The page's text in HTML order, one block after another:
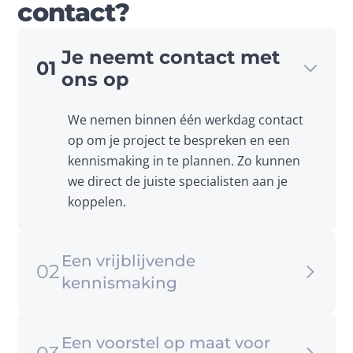
contact?
01 Je neemt contact met
ons op
We nemen binnen één werkdag contact
op om je project te bespreken en een
kennismaking in te plannen. Zo kunnen
we direct de juiste specialisten aan je
koppelen.
02 Een vrijblijvende
kennismaking
kennismaking, bij ons op kantoor in
Een voorstel op maat voor